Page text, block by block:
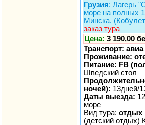
Грузия: Лагерь
море на полных
Минска.
заказ тура
Цена: 3 190,00
Транспорт: авиа
Проживание:
Питание: FB
Шведский стол
ночей): 13дней/
Даты выезда:
море
Вид тура: отдых
(детский отдых)